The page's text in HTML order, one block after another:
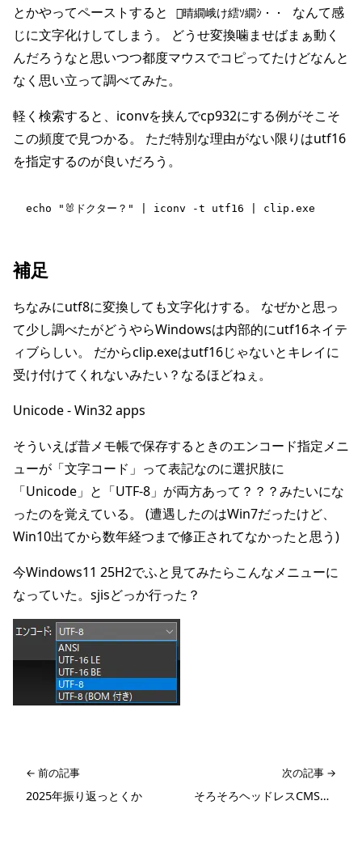
とかやってペーストすると 晴繝峨け繧ｿ繝ｼ・・
なんて感
じに文字化けしてしまう。 どうせ変換噛ませばまぁ動く
んだろうなと思いつつ都度マウスでコピってたけどなんと
なく思い立って調べてみた。
軽く検索すると、iconvを挟んでcp932にする例がそこそ
この頻度で見つかる。 ただ特別な理由がない限りはutf16
を指定するのが良いだろう。
echo "🐰ドクター？" | iconv -t utf16 | clip.exe
補足
ちなみにutf8に変換しても文字化けする。 なぜかと思っ
て少し調べたがどうやらWindowsは内部的にutf16ネイテ
ィブらしい。 だからclip.exeはutf16じゃないとキレイに
受け付けてくれないみたい？なるほどねぇ。
Unicode - Win32 apps
そういえば昔メモ帳で保存するときのエンコード指定メニ
ューが「文字コード」って表記なのに選択肢に
「Unicode」と「UTF-8」が両方あって？？？みたいにな
ったのを覚えている。 (遭遇したのはWin7だったけど、
Win10出てから数年経つまで修正されてなかったと思う)
今Windows11 25H2でふと見てみたらこんなメニューに
なっていた。sjisどっか行った？
← 前の記事
2025年振り返っとくか
次の記事 →
そろそろヘッドレスCMS考えてみるか